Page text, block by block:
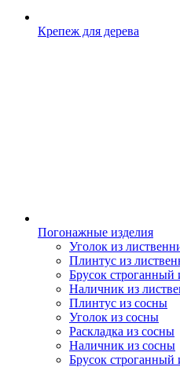
Крепеж для дерева
Погонажные изделия
Уголок из
Плинтус из
Брусок строганный
Наличник из
Плинтус из сосны
Уголок из сосны
Раскладка из сосны
Наличник из сосны
Брусок строганный